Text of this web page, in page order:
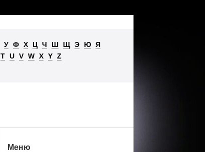
У Ф Х Ц Ч Ш Щ Э Ю Я
T U V W X Y Z
Меню